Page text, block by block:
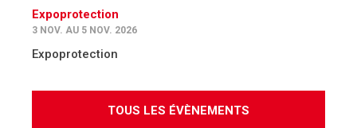
Expoprotection
3 NOV. AU 5 NOV. 2026
Expoprotection
TOUS LES ÉVÈNEMENTS